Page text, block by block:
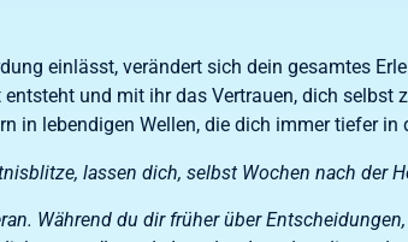
einlässt, verändert sich dein gesamtes
und mit ihr das Vertrauen, dich selbst
in lebendigen Wellen, die dich immer tiefer in
lassen dich, selbst Wochen nach der
Während du dir früher über